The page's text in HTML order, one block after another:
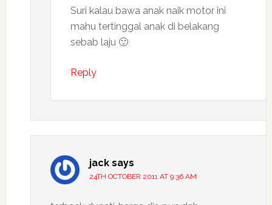
Suri kalau bawa anak naik motor ini
mahu tertinggal anak di belakang
sebab laju 🙂
Reply
jack says
24TH OCTOBER 2011 AT 9:36 AM